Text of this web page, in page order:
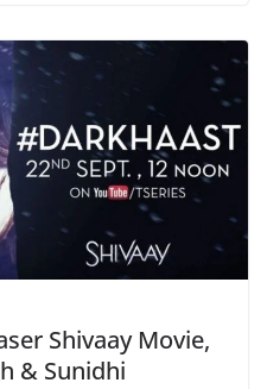
Shivaay Movie,
& Sunidhi